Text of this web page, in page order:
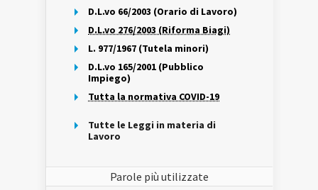
D.L.vo 66/2003 (Orario di Lavoro)
D.L.vo 276/2003 (Riforma Biagi)
L. 977/1967 (Tutela minori)
D.L.vo 165/2001 (Pubblico
Impiego)
Tutta la normativa COVID-19
Tutte le Leggi in materia di
Lavoro
Parole più utilizzate